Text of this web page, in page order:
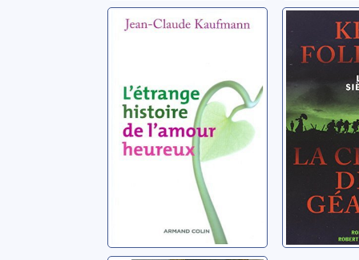
L'étrange
Kaufmann, Jean-
Claude
Le
chute
[2 CDs]
Follett, Ken